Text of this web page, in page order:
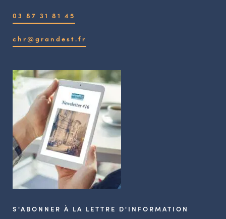
03 87 31 81 45
chr@grandest.fr
S'ABONNER À LA LETTRE D'INFORMATION